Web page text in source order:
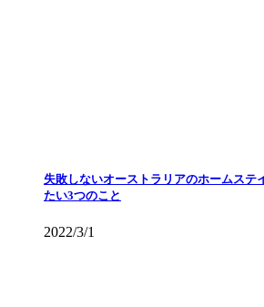
失敗しないオーストラリアのホームステ
たい3つのこと
2022/3/1